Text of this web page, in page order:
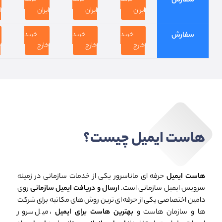
ایران
ایران
ایران
سفارش
خرید
خارج
خرید
خارج
خرید
خارج
هاست ایمیل چیست؟
هاست ایمیلحرفه ای ماناسرور یکی از خدمات سازمانی در زمینه
سرویس ایمیل سازمانی است. ارسال و دریافت ایمیل سازمانیروی
دامین اختصاصی یکی از حرفه ای ترین روش های مکاتبه برای شرکت
ها و سازمان هاست وبهترین هاست برای ایمیل، میل سرور